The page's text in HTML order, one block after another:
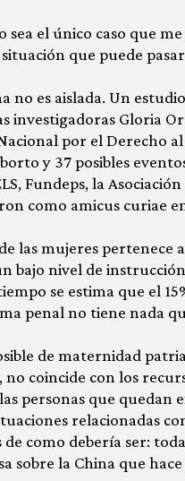
sea el único caso que
que puede
no es aislada. Un
investigadoras Gloria
por el Derecho
y 37 posibles
Fundeps, la
como amicus curiae
las mujeres pertenece
bajo nivel de
se estima que el
penal no tiene nada
de maternidad
no coincide con los
personas que quedan
relacionadas
como debería ser:
sobre la China que